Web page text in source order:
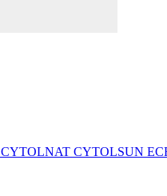
CYTOLNAT CYTOLSUN